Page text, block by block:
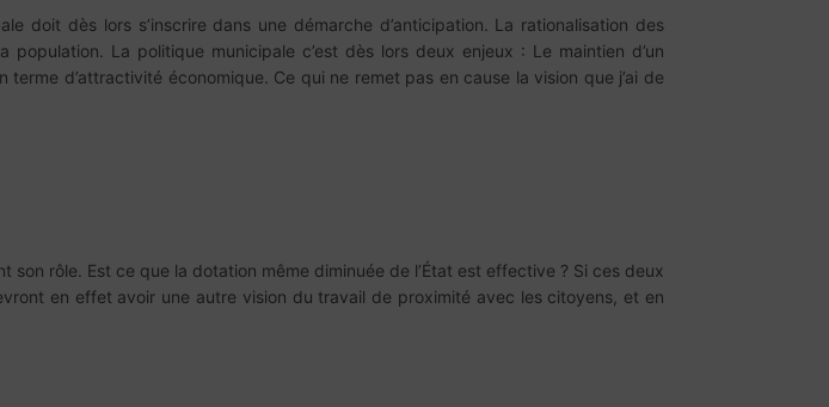
doit dès lors s’inscrire dans une démarche d’anticipation. La rationalisation des
La politique municipale c’est dès lors deux enjeux : Le maintien d’un
d’attractivité économique. Ce qui ne remet pas en cause la vision que j’ai de
rôle. Est ce que la dotation même diminuée de l’État est effective ? Si ces deux
en effet avoir une autre vision du travail de proximité avec les citoyens, et en